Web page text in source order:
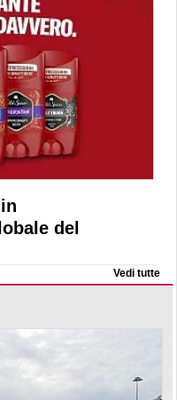
del
Vedi tutte